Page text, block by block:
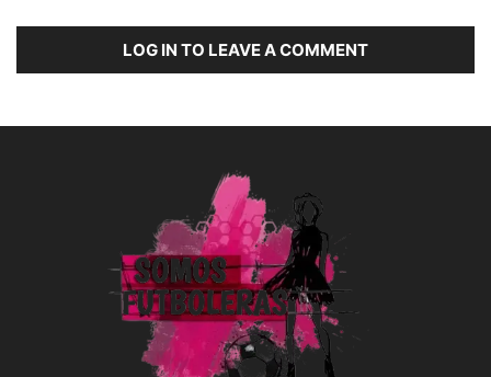
LOG IN TO LEAVE A COMMENT